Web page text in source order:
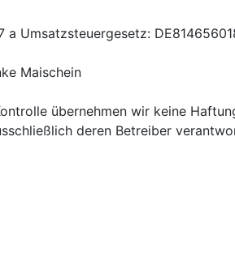
Umsatzsteuergesetz:
Maischein
übernehmen wir keine
deren Betreiber